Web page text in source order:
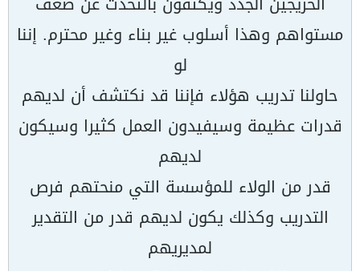
مستواھم وھذا أسلوب غیر بناء وغیر محترم. إننا
لو
حاولنا تدریب ھؤلاء فإننا قد نكتشف أن لدیھم
قدرات عظیمة وسیفیدون العمل كثیرا وسیكون
لدیھم
قدر من الولاء للمؤسسة التي منحتھم فرص
التدریب وكذلك یكون لدیھم قدر من التقدیر
لمدیریھم